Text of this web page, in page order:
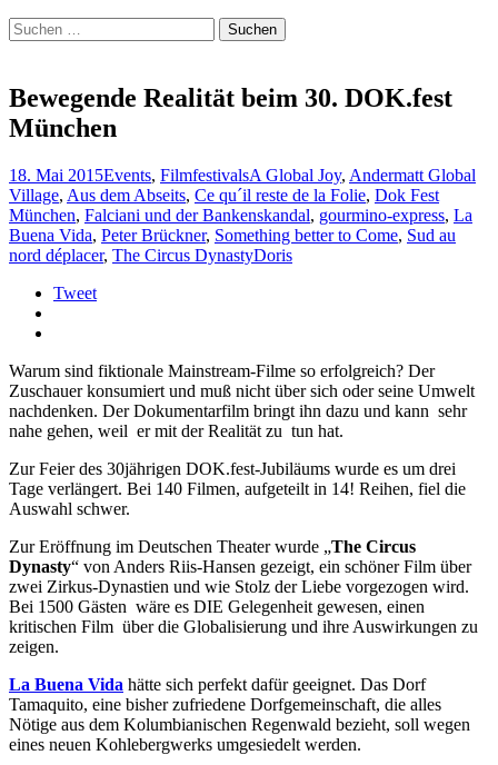
Suchen
nach:
Bewegende Realität beim 30. DOK.fest
München
18. Mai 2015Events, FilmfestivalsA Global Joy, Andermatt Global
Village, Aus dem Abseits, Ce qu´il reste de la Folie, Dok Fest
München, Falciani und der Bankenskandal, gourmino-express, La
Buena Vida, Peter Brückner, Something better to Come, Sud au
nord déplacer, The Circus DynastyDoris
Tweet
Warum sind fiktionale Mainstream-Filme so erfolgreich? Der
Zuschauer konsumiert und muß nicht über sich oder seine Umwelt
nachdenken. Der Dokumentarfilm bringt ihn dazu und kann sehr
nahe gehen, weil er mit der Realität zu tun hat.
Zur Feier des 30jährigen DOK.fest-Jubiläums wurde es um drei
Tage verlängert. Bei 140 Filmen, aufgeteilt in 14! Reihen, fiel die
Auswahl schwer.
Zur Eröffnung im Deutschen Theater wurde „The Circus
Dynasty“ von Anders Riis-Hansen gezeigt, ein schöner Film über
zwei Zirkus-Dynastien und wie Stolz der Liebe vorgezogen wird.
Bei 1500 Gästen wäre es DIE Gelegenheit gewesen, einen
kritischen Film über die Globalisierung und ihre Auswirkungen zu
zeigen.
La Buena Vida hätte sich perfekt dafür geeignet. Das Dorf
Tamaquito, eine bisher zufriedene Dorfgemeinschaft, die alles
Nötige aus dem Kolumbianischen Regenwald bezieht, soll wegen
eines neuen Kohlebergwerks umgesiedelt werden.